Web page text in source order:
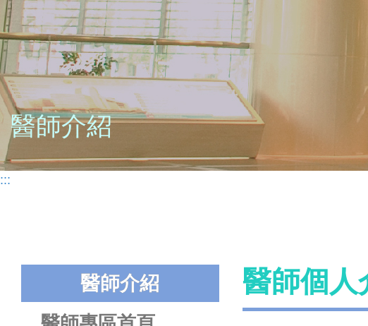
醫師介紹
:::
醫師介紹 醫師個人